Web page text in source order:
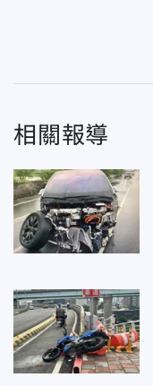
相關報導